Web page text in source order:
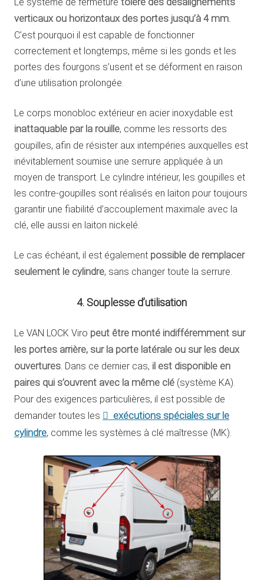
Le système de fermeture tolère des désalignements
verticaux ou horizontaux des portes jusqu’à 4 mm.
C’est pourquoi il est capable de fonctionner
correctement et longtemps, même si les gonds et les
portes des fourgons s’usent et se déforment en raison
d’une utilisation prolongée.
Le corps monobloc extérieur en acier inoxydable est
inattaquable par la rouille, comme les ressorts des
goupilles, afin de résister aux intempéries auxquelles est
inévitablement soumise une serrure appliquée à un
moyen de transport. Le cylindre intérieur, les goupilles et
les contre-goupilles sont réalisés en laiton pour toujours
garantir une fiabilité d’accouplement maximale avec la
clé, elle aussi en laiton nickelé.
Le cas échéant, il est également possible de remplacer
seulement le cylindre, sans changer toute la serrure.
4. Souplesse d’utilisation
Le VAN LOCK Viro peut être monté indifféremment sur
les portes arrière, sur la porte latérale ou sur les deux
ouvertures. Dans ce dernier cas, il est disponible en
paires qui s’ouvrent avec la même clé (système KA).
Pour des exigences particulières, il est possible de
demander toutes les
exécutions spéciales sur le
cylindre, comme les systèmes à clé maîtresse (MK).